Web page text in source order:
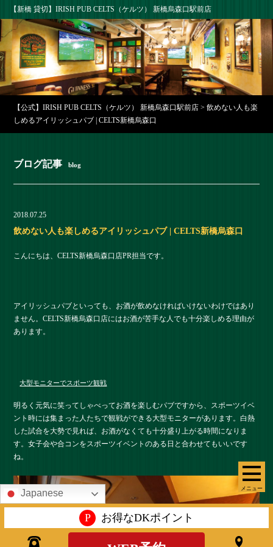
【新橋 貸切】IRISH PUB CELTS（ケルツ） 新橋烏森口駅前店
メニュー
【公式】IRISH PUB CELTS（ケルツ） 新橋烏森口駅前店 >飲めない人も楽
しめるアイリッシュパブ | CELTS新橋烏森口
ブログ記事 blog
2018.07.25
飲めない人も楽しめるアイリッシュパブ | CELTS新橋烏森口
こんにちは、CELTS新橋烏森口店PR担当です。
アイリッシュパブといっても、お酒が飲めなければいけないわけではあり
ません。CELTS新橋烏森口店にはお酒が苦手な人でも十分楽しめる理由が
あります。
大型モニターでスポーツ観戦
明るく元気に笑ってしゃべってお酒を楽しむパブですから、スポーツイベ
ント時には集まった人たちで観戦ができる大型モニターがあります。白熱
した試合を大勢で見れば、お酒がなくても十分盛り上がる時間になりま
す。女子会や合コンをスポーツイベントのある日と合わせてもいいです
ね。
Japanese
P お得なDKポイント